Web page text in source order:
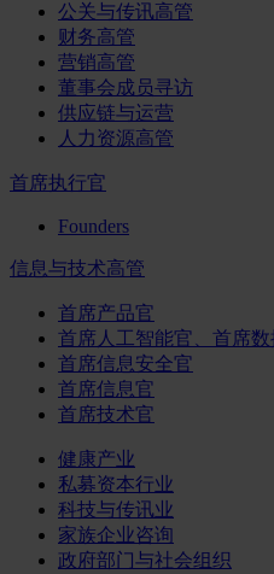
公关与传讯高管
财务高管
营销高管
董事会成员寻访
供应链与运营
人力资源高管
首席执行官
Founders
信息与技术高管
首席产品官
首席人工智能官、首席
首席信息安全官
首席信息官
首席技术官
健康产业
私募资本行业
科技与传讯业
家族企业咨询
政府部门与社会组织